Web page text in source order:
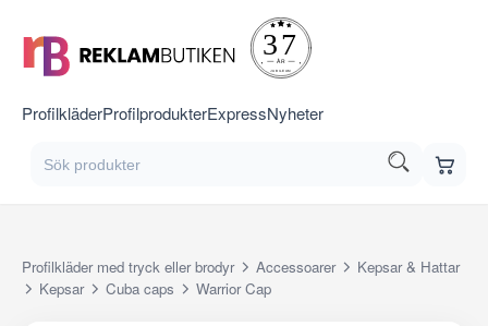
ProfilkläderProfilprodukterExpressNyheter
Profilkläder med tryck eller brodyr Accessoarer
Kepsar & Hattar
Kepsar
Cuba caps Warrior Cap